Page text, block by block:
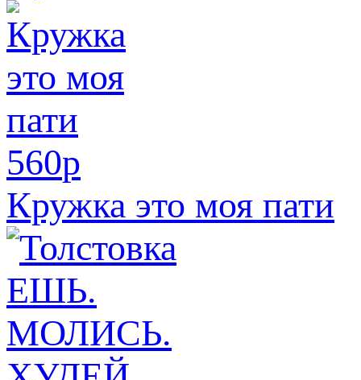
560p
Кружка это моя пати